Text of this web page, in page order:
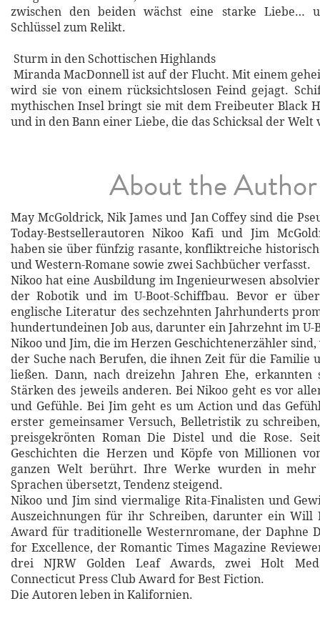
zwischen den beiden wächst eine starke Liebe…
Schlüssel zum Relikt.
Sturm in den Schottischen Highlands
Miranda MacDonnell ist auf der Flucht. Mit einem
wird sie von einem rücksichtslosen Feind gejagt.
mythischen Insel bringt sie mit dem Freibeuter Black
und in den Bann einer Liebe, die das Schicksal der
About the Author
May McGoldrick, Nik James und Jan Coffey sind die
Today-Bestsellerautoren Nikoo Kafi und Jim
haben sie über fünfzig rasante, konfliktreiche
und Western-Romane sowie zwei Sachbücher verfasst.
Nikoo hat eine Ausbildung im Ingenieurwesen
der Robotik und im U-Boot-Schiffbau. Bevor er
englische Literatur des sechzehnten Jahrhunderts
hundertundeinen Job aus, darunter ein Jahrzehnt im U-
Nikoo und Jim, die im Herzen Geschichtenerzähler
der Suche nach Berufen, die ihnen Zeit für die Familie
ließen. Dann, nach dreizehn Jahren Ehe,
Stärken des jeweils anderen. Bei Nikoo geht es vor
und Gefühle. Bei Jim geht es um Action und das
erster gemeinsamer Versuch, Belletristik zu
preisgekrönten Roman Die Distel und die Rose.
Geschichten die Herzen und Köpfe von Millionen
ganzen Welt berührt. Ihre Werke wurden in mehr
Sprachen übersetzt, Tendenz steigend.
Nikoo und Jim sind viermalige Rita-Finalisten und
Auszeichnungen für ihr Schreiben, darunter ein Will
Award für traditionelle Westernromane, der Daphne
for Excellence, der Romantic Times Magazine
drei NJRW Golden Leaf Awards, zwei Holt
Connecticut Press Club Award for Best Fiction.
Die Autoren leben in Kalifornien.